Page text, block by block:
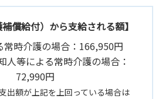
補償給付）から支給される額】
常時介護の場合：166,950円
人等による常時介護の場合：
72,990円
出額が上記を上回っている場合は